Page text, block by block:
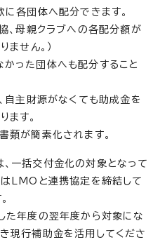
各団体へ配分できます。
、母親クラブへの各配分額が
せん。）
った団体へも配分すること
主財源がなくても助成金を
ます。
類が簡素化されます。
一括交付金化の対象となって
LMOと連携協定を締結して
年度の翌年度から対象にな
現行補助金を活用してくださ